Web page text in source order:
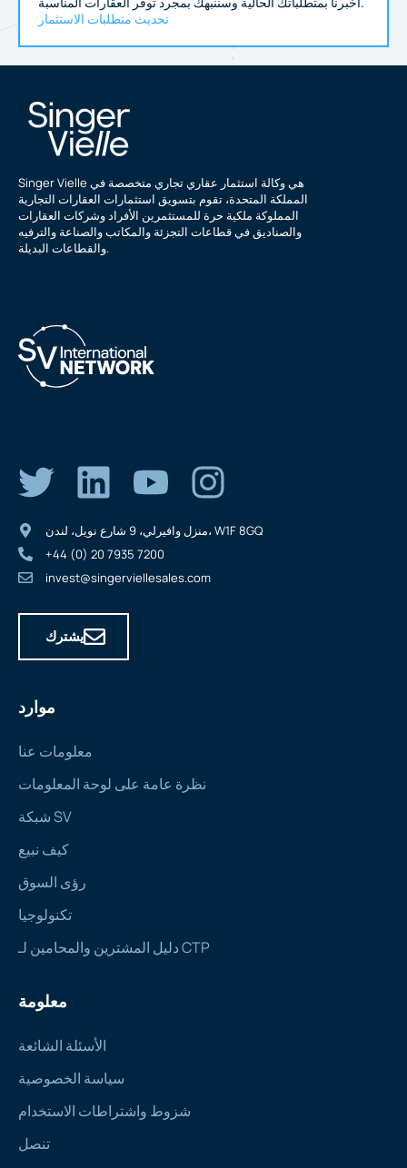
تحديث متطلبات الاستثمار
Singer Vielle هي وكالة استثمار عقاري تجاري متخصصة في
المملكة المتحدة، تقوم بتسويق استثمارات العقارات التجارية
المملوكة ملكية حرة للمستثمرين الأفراد وشركات العقارات
والصناديق في قطاعات التجزئة والمكاتب والصناعة والترفيه
والقطاعات البديلة.
موارد
معلومات عنا
نظرة عامة على لوحة المعلومات
شبكة SV
كيف نبيع
رؤى السوق
تكنولوجيا
دليل المشترين والمحامين لـ CTP
معلومة
الأسئلة الشائعة
سياسة الخصوصية
شزوط واشتراطات الاستخدام
تنصل
منزل وافيرلي، 9 شارع نويل، لندن، W1F 8GQ
+44 (0) 20 7935 7200
invest@singerviellesales.com
يشترك